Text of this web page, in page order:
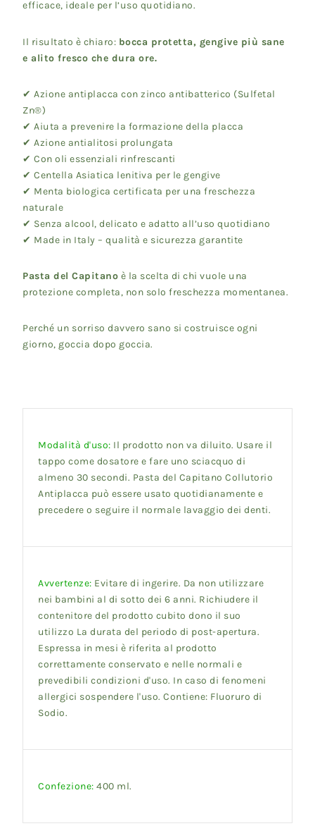
efficace, ideale per l’uso quotidiano.
Il risultato è chiaro: bocca protetta, gengive più sane
e alito fresco che dura ore.
✔ Azione antiplacca con zinco antibatterico (Sulfetal
Zn®)
✔ Aiuta a prevenire la formazione della placca
✔ Azione antialitosi prolungata
✔ Con oli essenziali rinfrescanti
✔ Centella Asiatica lenitiva per le gengive
✔ Menta biologica certificata per una freschezza
naturale
✔ Senza alcool, delicato e adatto all’uso quotidiano
✔ Made in Italy – qualità e sicurezza garantite
Pasta del Capitano è la scelta di chi vuole una
protezione completa, non solo freschezza momentanea.
Perché un sorriso davvero sano si costruisce ogni
giorno, goccia dopo goccia.
Modalità d'uso: Il prodotto non va diluito. Usare il
tappo come dosatore e fare uno sciacquo di
almeno 30 secondi. Pasta del Capitano Collutorio
Antiplacca può essere usato quotidianamente e
precedere o seguire il normale lavaggio dei denti.
Avvertenze: Evitare di ingerire. Da non utilizzare
nei bambini al di sotto dei 6 anni. Richiudere il
contenitore del prodotto cubito dono il suo
utilizzo La durata del periodo di post-apertura.
Espressa in mesi è riferita al prodotto
correttamente conservato e nelle normali e
prevedibili condizioni d'uso. In caso di fenomeni
allergici sospendere l'uso. Contiene: Fluoruro di
Sodio.
Confezione: 400 ml.